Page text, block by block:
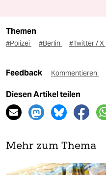
Themen
#Polizei #Berlin #Twitter / X
Feedback Kommentieren
Diesen Artikel teilen
Mehr zum Thema